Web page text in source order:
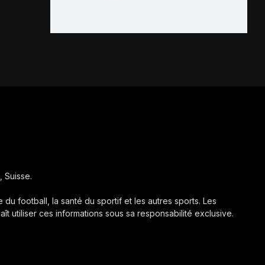
Suisse.
football, la santé du sportif et les autres sports. Les
utiliser ces informations sous sa responsabilité exclusive.